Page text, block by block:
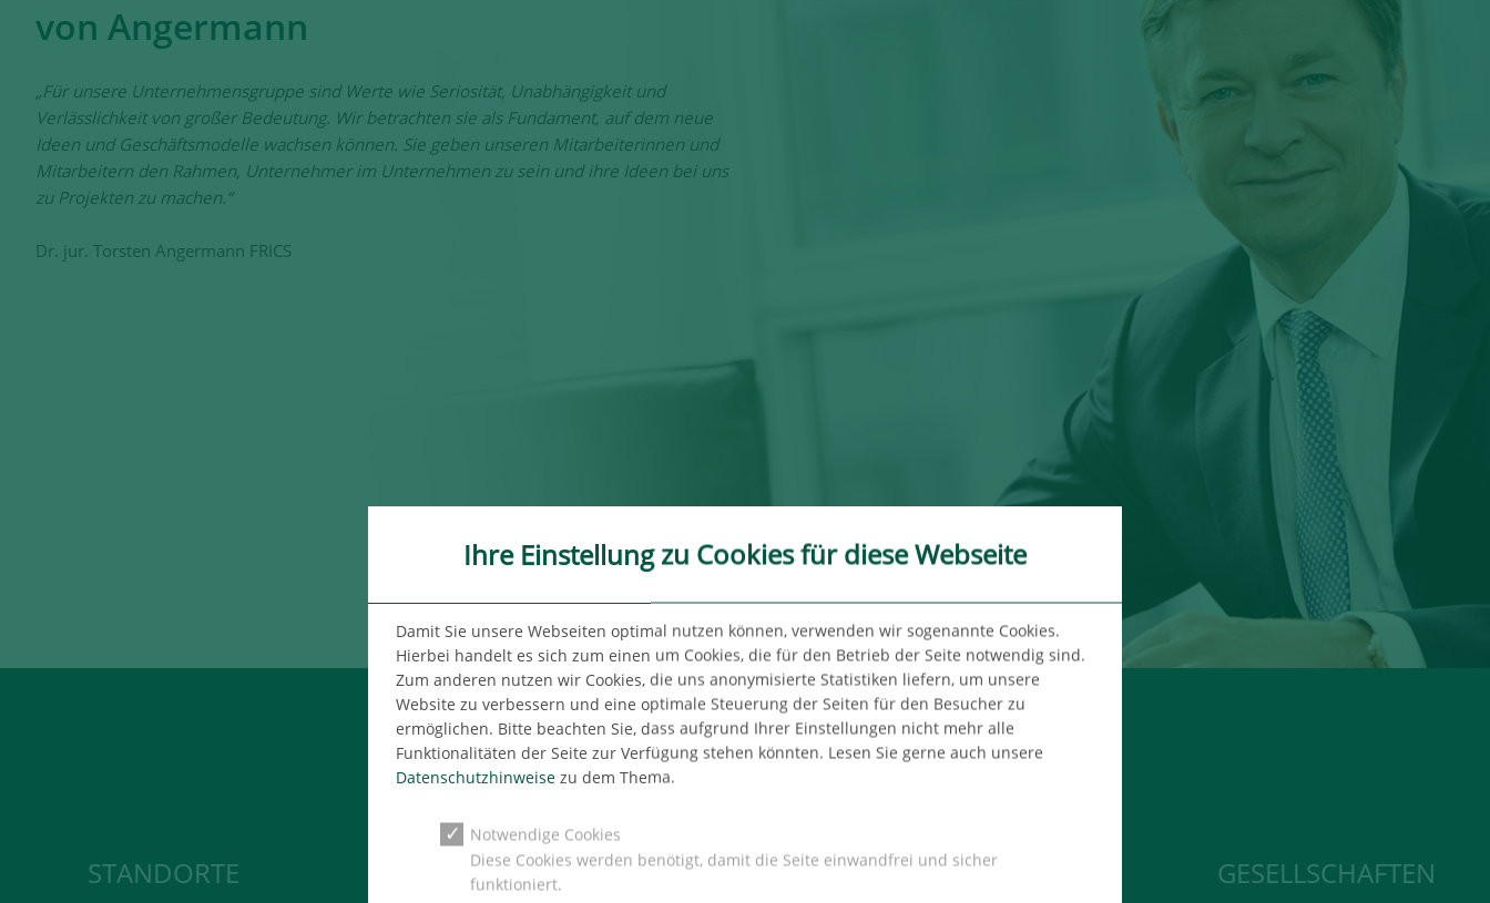
von Angermann
„Für unsere Unternehmensgruppe sind Werte wie Seriosität, Unabhängigkeit und
Verlässlichkeit von großer Bedeutung. Wir betrachten sie als Fundament, auf dem neue
Ideen und Geschäftsmodelle wachsen können. Sie geben unseren Mitarbeiterinnen und
Mitarbeitern den Rahmen, Unternehmer im Unternehmen zu sein und ihre Ideen bei uns
zu Projekten zu machen.“
Dr. jur. Torsten Angermann FRICS
Wer wir sind
STANDORTE MITARBEITER
BEREICHE
BÜROHUNDE GESELLSCHAFTEN
Ihre Einstellung zu Cookies für diese Webseite
Damit Sie unsere Webseiten optimal nutzen können, verwenden wir sogenannte Cookies.
Hierbei handelt es sich zum einen um Cookies, die für den Betrieb der Seite notwendig sind.
Zum anderen nutzen wir Cookies, die uns anonymisierte Statistiken liefern, um unsere
Website zu verbessern und eine optimale Steuerung der Seiten für den Besucher zu
ermöglichen. Bitte beachten Sie, dass aufgrund Ihrer Einstellungen nicht mehr alle
Funktionalitäten der Seite zur Verfügung stehen könnten. Lesen Sie gerne auch unsere
Datenschutzhinweise zu dem Thema.
Notwendige Cookies
Diese Cookies werden benötigt, damit die Seite einwandfrei und sicher
funktioniert.